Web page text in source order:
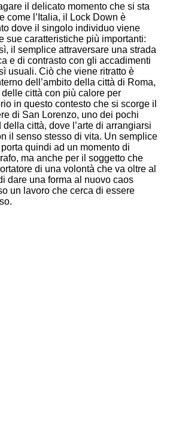
il delicato momento che si sta
come l’Italia, il Lock Down è
dove il singolo individuo viene
sue caratteristiche più importanti:
il semplice attraversare una strada
e di contrasto con gli accadimenti
usuali. Ciò che viene ritratto è
dell’ambito della città di Roma,
città con più calore per
in questo contesto che si scorge il
di San Lorenzo, uno dei pochi
città, dove l’arte di arrangiarsi
il senso stesso di vita. Un semplice
quindi ad un momento di
ma anche per il soggetto che
di una volontà che va oltre al
dare una forma al nuovo caos
un lavoro che cerca di essere